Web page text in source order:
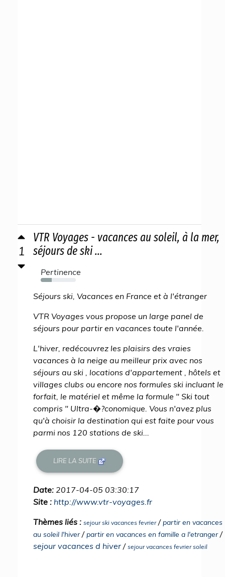
1
VTR Voyages - vacances au soleil, à la mer,
séjours de ski ...
Pertinence
32%
Séjours ski, Vacances en France et à l'étranger
VTR Voyages vous propose un large panel de
séjours pour partir en vacances toute l'année.
L'hiver, redécouvrez les plaisirs des vraies
vacances à la neige au meilleur prix avec nos
séjours au ski , locations d'appartement , hôtels et
villages clubs ou encore nos formules ski incluant le
forfait, le matériel et même la formule " Ski tout
compris " Ultra-�?conomique. Vous n'avez plus
qu'à choisir la destination qui est faite pour vous
parmi nos 120 stations de ski...
LIRE LA SUITE
Date: 2017-04-05 03:30:17
Site : http://www.vtr-voyages.fr
Thèmes liés : sejour ski vacances fevrier/partir en vacances
au soleil l'hiver/partir en vacances en famille a l'etranger/
sejour vacances d hiver / sejour vacances fevrier soleil